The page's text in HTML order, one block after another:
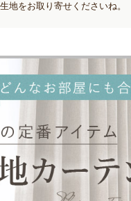
地をお取り寄せくださいね。